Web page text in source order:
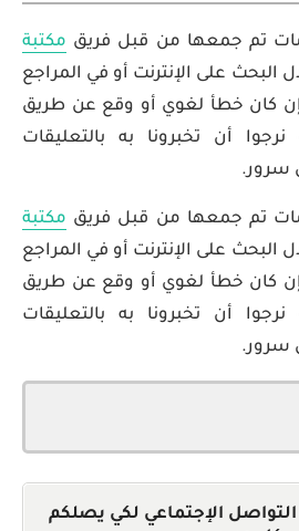
تم جمعها من قبل فريق مكتبة
البحث على الإنترنت أو في المراجع
كان خطأ لغوي أو وقع عن طريق
أن تخبرونا به بالتعليقات
سرور.
تم جمعها من قبل فريق مكتبة
البحث على الإنترنت أو في المراجع
كان خطأ لغوي أو وقع عن طريق
أن تخبرونا به بالتعليقات
سرور.
التواصل الإجتماعي لكي يصلكم